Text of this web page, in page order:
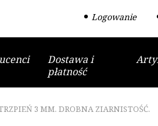
Logowanie
Dostawa i
płatność
3 MM. DROBNA ZIARNISTOŚĆ.